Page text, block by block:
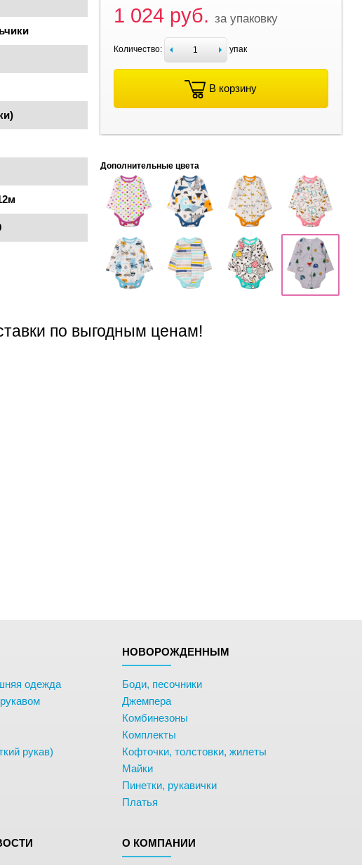
1 024 руб. за упаковку
Количество: упак
В корзину
Дополнительные цвета
по выгодным ценам!
одежда
рукав)
НОВОРОЖДЕННЫМ
Боди, песочники
Джемпера
Комбинезоны
Комплекты
Кофточки, толстовки, жилеты
Майки
Пинетки, рукавички
Платья
О КОМПАНИИ